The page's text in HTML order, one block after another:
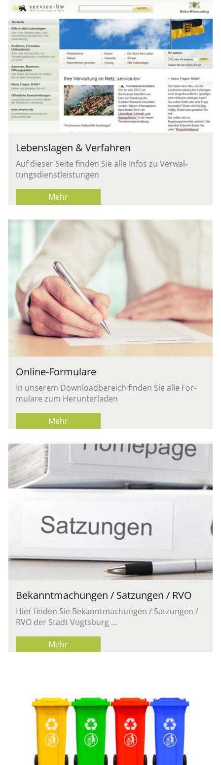
Le­bens­la­gen & Ver­fah­ren
Auf die­ser Seite fin­den Sie alle Infos zu Ver­wal­
tungs­dienst­leis­tun­gen
Mehr
On­line-For­mu­la­re
In un­se­rem Down­load­be­reich fin­den Sie alle For­
mu­la­re zum Her­un­ter­la­den
Mehr
Be­kannt­ma­chun­gen / Sat­zun­gen / RVO
Hier fin­den Sie Be­kannt­ma­chun­gen / Sat­zun­gen /
RVO der Stadt Vogts­burg ...
Mehr